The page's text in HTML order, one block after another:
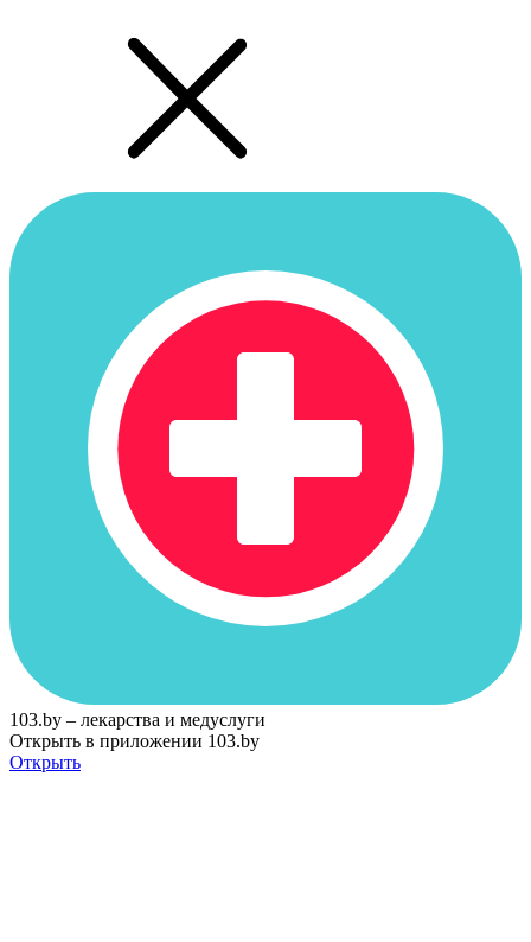
103.by – лекарства и медуслуги
Открыть в приложении 103.by
Открыть